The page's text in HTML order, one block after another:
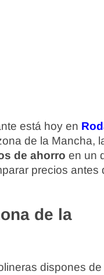
está hoy en
de la Mancha,
de ahorro en un
precios antes
de la
dispones de